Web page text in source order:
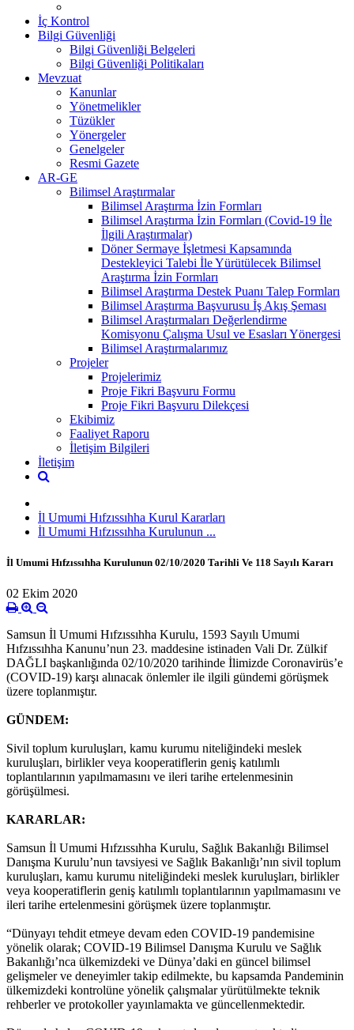
İç Kontrol
Bilgi Güvenliği
Bilgi Güvenliği Belgeleri
Bilgi Güvenliği Politikaları
Mevzuat
Kanunlar
Yönetmelikler
Tüzükler
Yönergeler
Genelgeler
Resmi Gazete
AR-GE
Bilimsel Araştırmalar
Bilimsel Araştırma İzin Formları
Bilimsel Araştırma İzin Formları (Covid-19 İle
İlgili Araştırmalar)
Döner Sermaye İşletmesi Kapsamında
Destekleyici Talebi İle Yürütülecek Bilimsel
Araştırma İzin Formları
Bilimsel Araştırma Destek Puanı Talep Formları
Bilimsel Araştırma Başvurusu İş Akış Şeması
Bilimsel Araştırmaları Değerlendirme
Komisyonu Çalışma Usul ve Esasları Yönergesi
Bilimsel Araştırmalarımız
Projeler
Projelerimiz
Proje Fikri Başvuru Formu
Proje Fikri Başvuru Dilekçesi
Ekibimiz
Faaliyet Raporu
İletişim Bilgileri
İletişim
İl Umumi Hıfzıssıhha Kurul Kararları
İl Umumi Hıfzıssıhha Kurulunun ...
İl Umumi Hıfzıssıhha Kurulunun 02/10/2020 Tarihli Ve 118 Sayılı Kararı
02 Ekim 2020
Samsun İl Umumi Hıfzıssıhha Kurulu, 1593 Sayılı Umumi
Hıfzıssıhha Kanunu’nun 23. maddesine istinaden Vali Dr. Zülkif
DAĞLI başkanlığında 02/10/2020 tarihinde İlimizde Coronavirüs’e
(COVID-19) karşı alınacak önlemler ile ilgili gündemi görüşmek
üzere toplanmıştır.
GÜNDEM:
Sivil toplum kuruluşları, kamu kurumu niteliğindeki meslek
kuruluşları, birlikler veya kooperatiflerin geniş katılımlı
toplantılarının yapılmamasını ve ileri tarihe ertelenmesinin
görüşülmesi.
KARARLAR:
Samsun İl Umumi Hıfzıssıhha Kurulu, Sağlık Bakanlığı Bilimsel
Danışma Kurulu’nun tavsiyesi ve Sağlık Bakanlığı’nın sivil toplum
kuruluşları, kamu kurumu niteliğindeki meslek kuruluşları, birlikler
veya kooperatiflerin geniş katılımlı toplantılarının yapılmamasını ve
ileri tarihe ertelenmesini görüşmek üzere toplanmıştır.
“Dünyayı tehdit etmeye devam eden COVID-19 pandemisine
yönelik olarak; COVID-19 Bilimsel Danışma Kurulu ve Sağlık
Bakanlığı’nca ülkemizdeki ve Dünya’daki en güncel bilimsel
gelişmeler ve deneyimler takip edilmekte, bu kapsamda Pandeminin
ülkemizdeki kontrolüne yönelik çalışmalar yürütülmekte teknik
rehberler ve protokoller yayınlamakta ve güncellenmektedir.